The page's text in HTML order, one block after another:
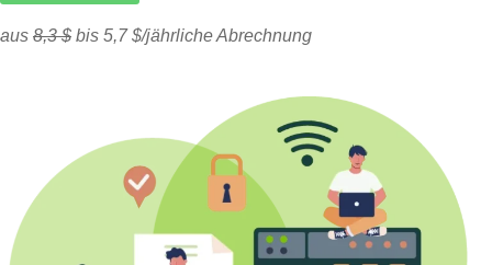
aus 8,3 $ bis 5,7 $/jährliche Abrechnung